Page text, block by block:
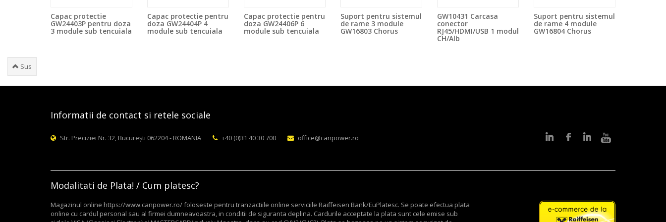
Capac protectie
GW24403P pentru doza
3 module sub tencuiala
Capac protectie pentru
doza GW24404P 4
module sub tencuiala
Capac protectie pentru
doza GW24406P 6
module sub tencuiala
Suport pentru sistemul
de rame 3 module
GW16803 Chorus
GW10431 Carcasa
conector
RJ45/HDMI/USB 1 modul
CH/Alb
Suport pentru sistemul
de rame 4 module
GW16804 Chorus
Sus
Informatii de contact si retele sociale
Str. Preciziei Nr. 32, București 062204 - ROMANIA +40 (0)31 40 30 700 office@canpower.ro
Modalitati de Plata! / Cum platesc?
Magazinul online https://www.canpower.ro/ foloseste pentru tranzactiile online serviciile Raiffeisen Bank/EuPlatesc. Se poate efectua plata
online cu cardul personal sau al firmei dumneavoastra, in conditii de siguranta deplina. Cardurile acceptate la plata sunt cele emise sub